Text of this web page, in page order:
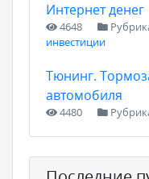
Интернет денег
4648
инвестиции
Тюнинг.
автомобиля
4480